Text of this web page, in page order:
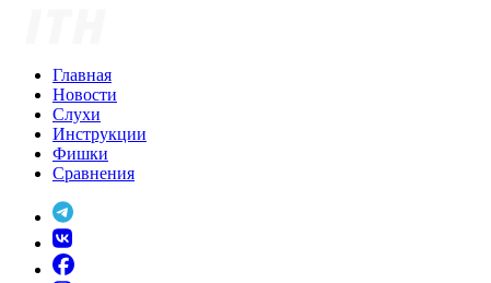
Главная
Новости
Слухи
Инструкции
Фишки
Сравнения